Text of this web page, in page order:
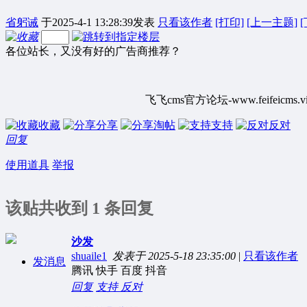
省躬诫 于2025-4-1 13:28:39发表 只看该作者 [打印] [上一主题] [
各位站长，又没有好的广告商推荐？
飞飞cms官方论坛-
收藏 分享 淘帖 支持
反对
回复
使用道具 举报
该贴共收到 1 条回复
发消息
沙发
shuaile1
发表于 2025-5-18 23:35:00 | 只看该作者
腾讯 快手 百度 抖音
回复 支持 反对